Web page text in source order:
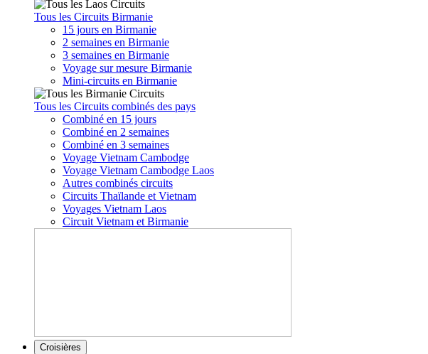
Tous les Circuits Birmanie
15 jours en Birmanie
2 semaines en Birmanie
3 semaines en Birmanie
Voyage sur mesure Birmanie
Mini-circuits en Birmanie
Tous les Circuits combinés des pays
Combiné en 15 jours
Combiné en 2 semaines
Combiné en 3 semaines
Voyage Vietnam Cambodge
Voyage Vietnam Cambodge Laos
Autres combinés circuits
Circuits Thaïlande et Vietnam
Voyages Vietnam Laos
Circuit Vietnam et Birmanie
Croisières